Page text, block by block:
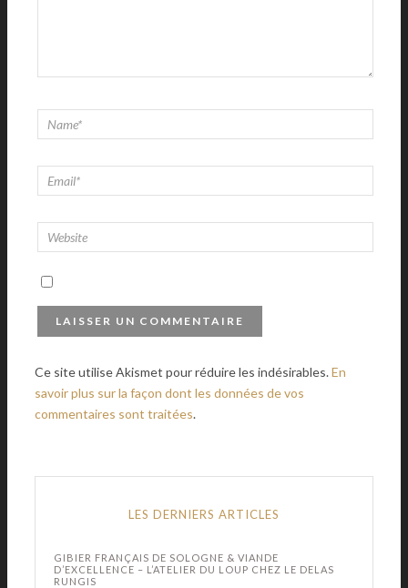
Ce site utilise Akismet pour réduire les indésirables.En
savoir plus sur la façon dont les données de vos
commentaires sont traitées.
LES DERNIERS ARTICLES
GIBIER FRANÇAIS DE SOLOGNE & VIANDE
D’EXCELLENCE – L’ATELIER DU LOUP CHEZ LE DELAS
RUNGIS